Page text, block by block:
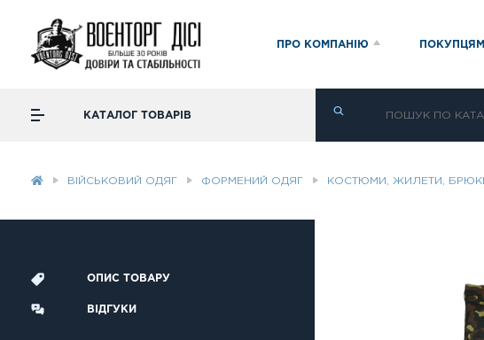
ПРО КОМПАНІЮ ПОКУПЦЯМ
КАТАЛОГ ТОВАРІВ
ВІЙСЬКОВИЙ ОДЯГ ФОРМЕНИЙ ОДЯГ КОСТЮМИ, ЖИЛЕТИ,
ОПИС ТОВАРУ
ВІДГУКИ